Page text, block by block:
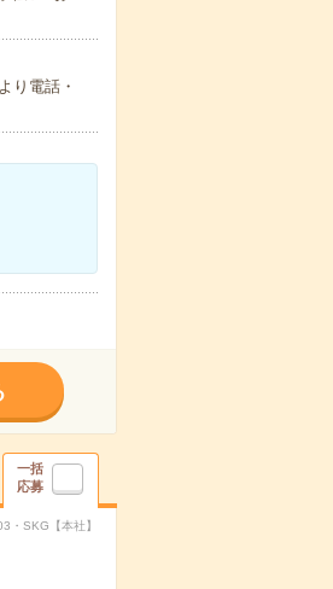
り電話・
一括
応募
・SKG【本社】